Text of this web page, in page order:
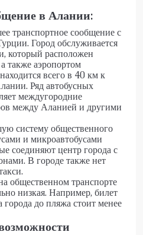
в Алании:
транспортное сообщение с
Город обслуживается
, который расположен
также аэропортом
всего в 40 км к
Ряд автобусных
междугородние
между Аланией и другими
систему общественного
и микроавтобусами
соединяют центр города с
В городе также нет
общественном транспорте
низкая. Например, билет
города до пляжа стоит менее